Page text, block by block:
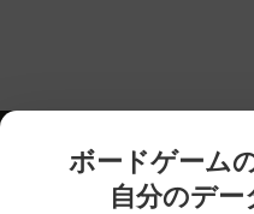
ボードゲーム
自分のデ